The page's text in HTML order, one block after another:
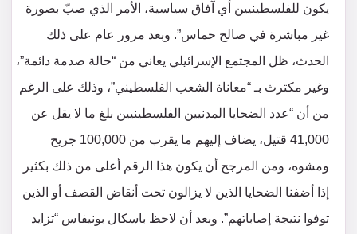
يكون للفلسطينيين أي آفاق سياسية، الأمر الذي صبّ بصورة
غير مباشرة في صالح حماس”. وبعد مرور عام على ذلك
الحدث، ظل المجتمع الإسرائيلي يعاني من “حالة صدمة دائمة”،
وغير مكترث بـ “معاناة الشعب الفلسطيني”، وذلك على الرغم
من أن “عدد الضحايا المدنيين الفلسطينيين بلغ ما لا يقل عن
41,000 قتيل، يضاف إليهم ما يقرب من 100,000 جريح
ومشوه، ومن المرجح أن يكون هذا الرقم أعلى من ذلك بكثير
إذا أضفنا الضحايا الذين لا يزالون تحت أنقاض القصف أو الذين
توفوا نتيجة إصاباتهم”. وبعد أن لاحظ باسكال بونيفاس “تزايد